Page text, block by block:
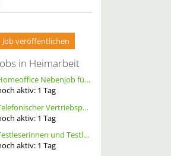
Job veröffentlichen
in Heimarbeit
Homeoffice Nebenjob für Datenerfassung & Terminmanagement – 100 % Remote als Freelancer m/w/d
aktiv: 1 Tag
Telefonischer Vertriebspartner
aktiv: 1 Tag
Testleserinnen und Testleser für neues Buch gesucht
aktiv: 1 Tag